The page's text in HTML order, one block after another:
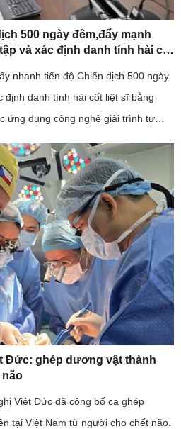
500 ngày đêm,đẩy mạnh
và xác định danh tính hài cốt
nhanh tiến độ Chiến dịch 500 ngày
định danh tính hài cốt liệt sĩ bằng
ứng dụng công nghệ giải trình tự
Đức: ghép dương vật thành
Việt Đức đã công bố ca ghép
tại Việt Nam từ người cho chết não.